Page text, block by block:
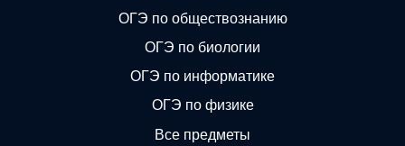
ОГЭ по обществознанию
ОГЭ по биологии
ОГЭ по информатике
ОГЭ по физике
Все предметы